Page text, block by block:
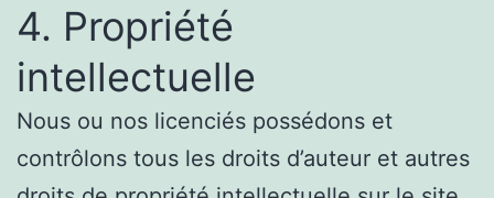
4. Propriété
intellectuelle
Nous ou nos licenciés possédons et
contrôlons tous les droits d’auteur et autres